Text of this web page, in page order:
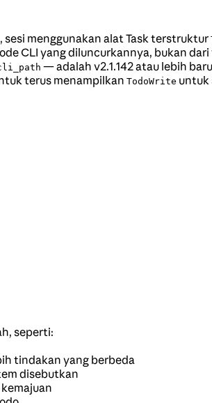
sesi menggunakan alat Task terstruktur
CLI yang diluncurkannya, bukan
— adalah v2.1.142 atau lebih
terus menampilkan TodoWrite untuk
seperti:
tindakan yang berbeda
disebutkan